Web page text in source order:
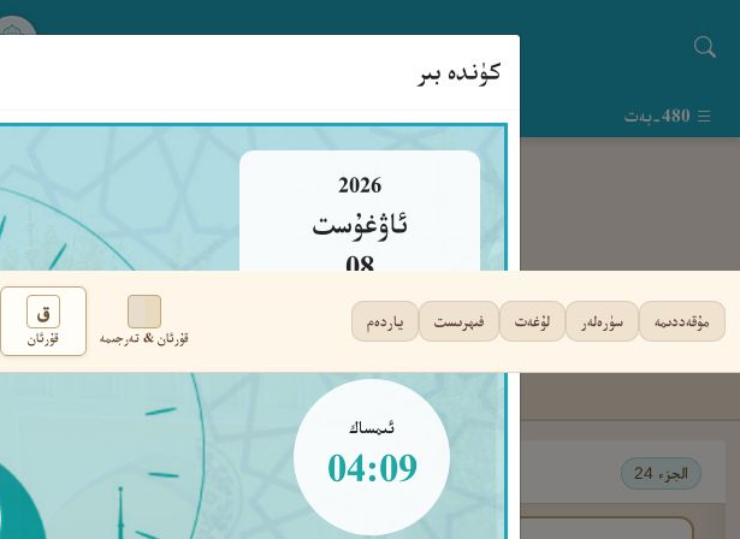
كۈندە بىر
2026
ئاۋغۇست
08
شەنبە
ئىمساك
04:09
مۇقەددىمە سۈرەلەر لۇغەت فىھرىست ياردەم
قۇرئان & تەرجىمە
ق
قۇرئان
الجزء 24